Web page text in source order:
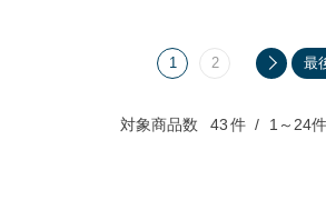
対象商品数 43件 1～24
1 2 最